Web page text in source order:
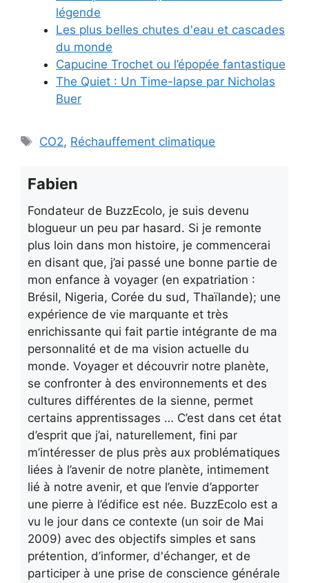
légende
Les plus belles chutes d'eau et cascades
du monde
Capucine Trochet ou l’épopée fantastique
The Quiet : Un Time-lapse par Nicholas
Buer
Étiquettes
CO2, Réchauffement climatique
Fabien
Fondateur de BuzzEcolo, je suis devenu
blogueur un peu par hasard. Si je remonte
plus loin dans mon histoire, je commencerai
en disant que, j’ai passé une bonne partie de
mon enfance à voyager (en expatriation :
Brésil, Nigeria, Corée du sud, Thaïlande); une
expérience de vie marquante et très
enrichissante qui fait partie intégrante de ma
personnalité et de ma vision actuelle du
monde. Voyager et découvrir notre planète,
se confronter à des environnements et des
cultures différentes de la sienne, permet
certains apprentissages … C’est dans cet état
d’esprit que j’ai, naturellement, fini par
m’intéresser de plus près aux problématiques
liées à l’avenir de notre planète, intimement
lié à notre avenir, et que l’envie d’apporter
une pierre à l’édifice est née. BuzzEcolo est a
vu le jour dans ce contexte (un soir de Mai
2009) avec des objectifs simples et sans
prétention, d’informer, d'échanger, et de
participer à une prise de conscience générale